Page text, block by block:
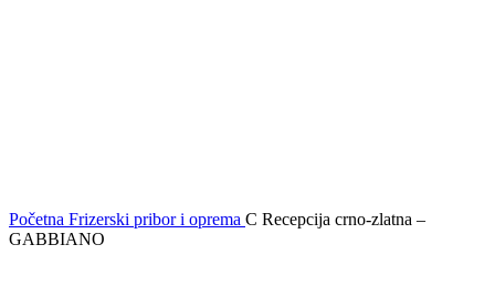
Početna Frizerski pribor i oprema C Recepcija crno-zlatna –
GABBIANO